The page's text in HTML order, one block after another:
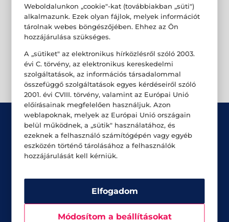
Akciók
Aktualitások
Weboldalunkon „cookie"-kat (továbbiakban „süti")
alkalmazunk. Ezek olyan fájlok, melyek információt
tárolnak webes böngészőjében. Ehhez az Ön
hozzájárulása szükséges.
A „sütiket" az elektronikus hírközlésről szóló 2003.
évi C. törvény, az elektronikus kereskedelmi
szolgáltatások, az információs társadalommal
összefüggő szolgáltatások egyes kérdéseiről szóló
2001. évi CVIII. törvény, valamint az Európai Unió
előírásainak megfelelően használjuk. Azon
weblapoknak, melyek az Európai Unió országain
belül működnek, a „sütik" használatához, és
ezeknek a felhasználó számítógépén vagy egyéb
eszközén történő tárolásához a felhasználók
hozzájárulását kell kérniük.
Elfogadom
Módosítom a beállításokat